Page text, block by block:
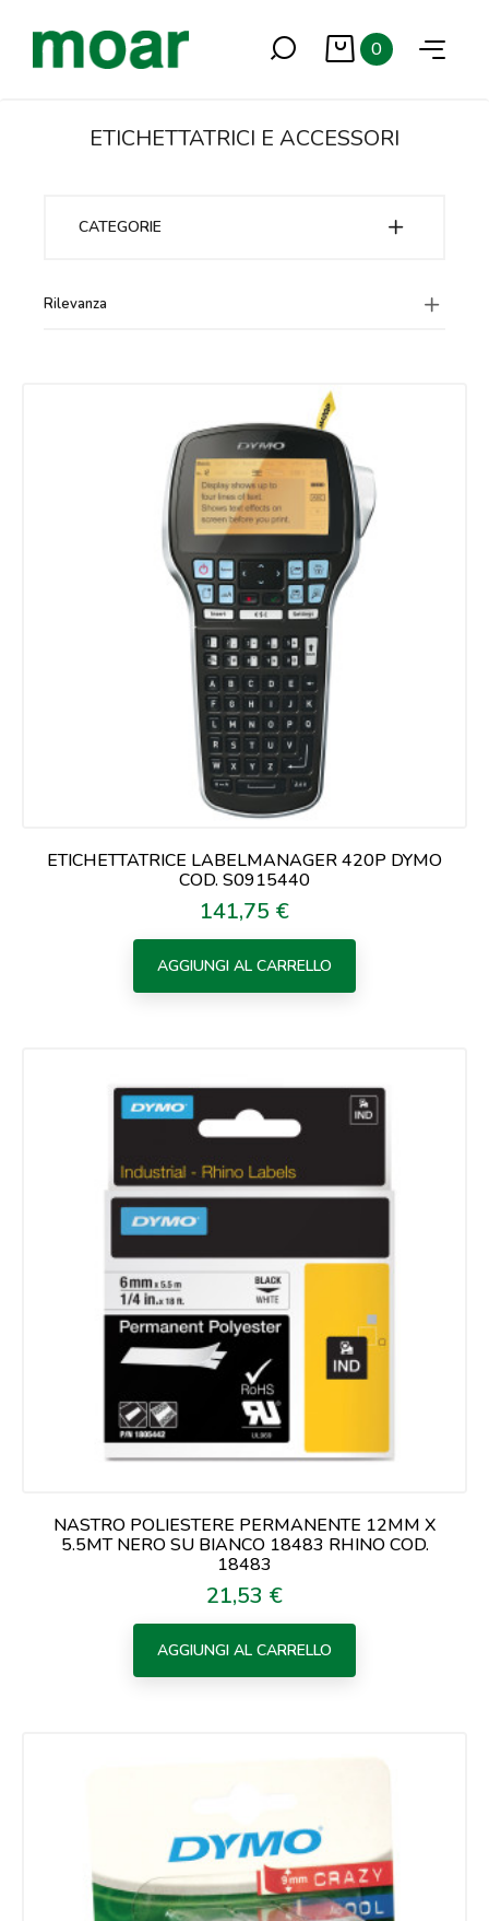
0
ETICHETTATRICI E ACCESSORI
CATEGORIE
Rilevanza
ETICHETTATRICE LABELMANAGER 420P DYMO
COD. S0915440
Prezzo
141,75 €
AGGIUNGI AL CARRELLO
NASTRO POLIESTERE PERMANENTE 12MM X
5.5MT NERO SU BIANCO 18483 RHINO COD.
18483
Prezzo
21,53 €
AGGIUNGI AL CARRELLO